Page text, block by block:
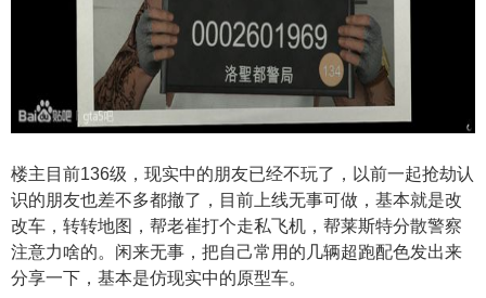
楼主目前136级，现实中的朋友已经不玩了，以前一起抢劫认
识的朋友也差不多都撤了，目前上线无事可做，基本就是改
改车，转转地图，帮老崔打个走私飞机，帮莱斯特分散警察
注意力啥的。闲来无事，把自己常用的几辆超跑配色发出来
分享一下，基本是仿现实中的原型车。